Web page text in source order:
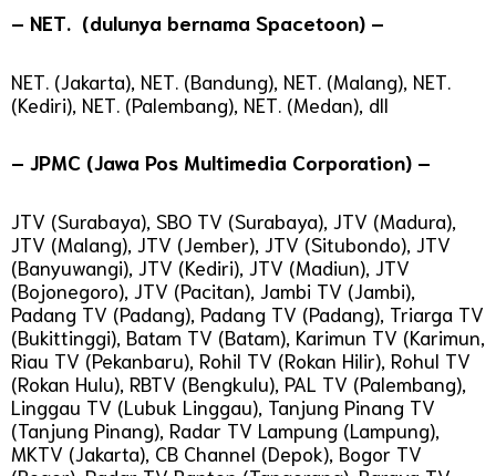
– NET. (dulunya bernama Spacetoon) –
NET. (Jakarta), NET. (Bandung), NET. (Malang), NET.
(Kediri), NET. (Palembang), NET. (Medan), dll
– JPMC (Jawa Pos Multimedia Corporation) –
JTV (Surabaya), SBO TV (Surabaya), JTV (Madura),
JTV (Malang), JTV (Jember), JTV (Situbondo), JTV
(Banyuwangi), JTV (Kediri), JTV (Madiun), JTV
(Bojonegoro), JTV (Pacitan), Jambi TV (Jambi),
Padang TV (Padang), Padang TV (Padang), Triarga TV
(Bukittinggi), Batam TV (Batam), Karimun TV (Karimun,
Riau TV (Pekanbaru), Rohil TV (Rokan Hilir), Rohul TV
(Rokan Hulu), RBTV (Bengkulu), PAL TV (Palembang),
Linggau TV (Lubuk Linggau), Tanjung Pinang TV
(Tanjung Pinang), Radar TV Lampung (Lampung),
MKTV (Jakarta), CB Channel (Depok), Bogor TV